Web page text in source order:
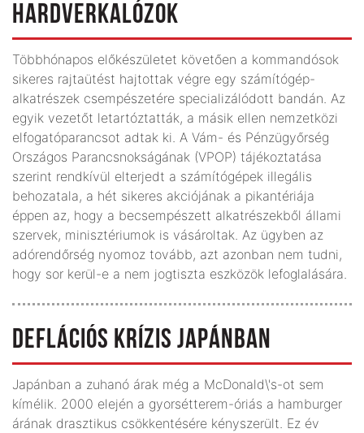
HARDVERKALÓZOK
Többhónapos előkészületet követően a kommandósok
sikeres rajtaütést hajtottak végre egy számítógép-
alkatrészek csempészetére specializálódott bandán. Az
egyik vezetőt letartóztatták, a másik ellen nemzetközi
elfogatóparancsot adtak ki. A Vám- és Pénzügyőrség
Országos Parancsnokságának (VPOP) tájékoztatása
szerint rendkívül elterjedt a számítógépek illegális
behozatala, a hét sikeres akciójának a pikantériája
éppen az, hogy a becsempészett alkatrészekből állami
szervek, minisztériumok is vásároltak. Az ügyben az
adórendőrség nyomoz tovább, azt azonban nem tudni,
hogy sor kerül-e a nem jogtiszta eszközök lefoglalására.
DEFLÁCIÓS KRÍZIS JAPÁNBAN
Japánban a zuhanó árak még a McDonald\'s-ot sem
kímélik. 2000 elején a gyorsétterem-óriás a hamburger
árának drasztikus csökkentésére kényszerült. Ez év